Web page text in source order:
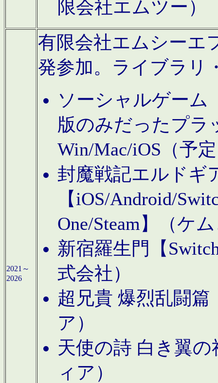
限会社エムツー）
2021～
2026
有限会社エムシーエ
発参加。ライブラリ
ソーシャルゲーム
版のみだったプラ
Win/Mac/iOS（予
封魔戦記エルドギ
【iOS/Android/
One/Steam】（ケ
新宿羅生門【
式会社）
超兄貴 爆烈乱闘篇
ア）
天使の詩 白き翼
ィア）